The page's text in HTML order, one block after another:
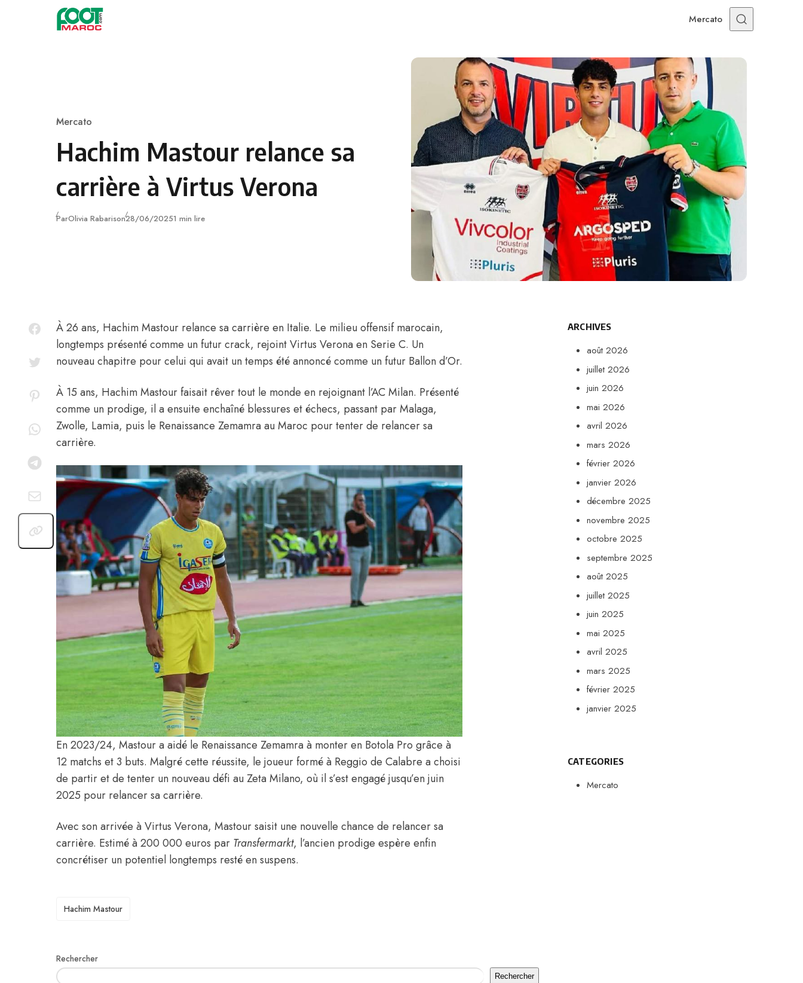
Skip to content
Mercato
Category
Mercato
Hachim Mastour relance sa
carrière à Virtus Verona
ParOlivia RabarisonPublié
28/06/20251 min lire
À 26 ans, Hachim Mastour relance sa carrière en Italie. Le milieu offensif marocain,
longtemps présenté comme un futur crack, rejoint Virtus Verona en Serie C. Un
nouveau chapitre pour celui qui avait un temps été annoncé comme un futur Ballon d’Or.
À 15 ans, Hachim Mastour faisait rêver tout le monde en rejoignant l’AC Milan. Présenté
comme un prodige, il a ensuite enchaîné blessures et échecs, passant par Malaga,
Zwolle, Lamia, puis le Renaissance Zemamra au Maroc pour tenter de relancer sa
carrière.
En 2023/24, Mastour a aidé le Renaissance Zemamra à monter en Botola Pro grâce à
12 matchs et 3 buts. Malgré cette réussite, le joueur formé à Reggio de Calabre a choisi
de partir et de tenter un nouveau défi au Zeta Milano, où il s’est engagé jusqu’en juin
2025 pour relancer sa carrière.
Avec son arrivée à Virtus Verona, Mastour saisit une nouvelle chance de relancer sa
carrière. Estimé à 200 000 euros par Transfermarkt, l’ancien prodige espère enfin
concrétiser un potentiel longtemps resté en suspens.
TAGS
Hachim Mastour
Rechercher
Rechercher
ARCHIVES
août 2026
juillet 2026
juin 2026
mai 2026
avril 2026
mars 2026
février 2026
janvier 2026
décembre 2025
novembre 2025
octobre 2025
septembre 2025
août 2025
juillet 2025
juin 2025
mai 2025
avril 2025
mars 2025
février 2025
janvier 2025
CATEGORIES
Mercato